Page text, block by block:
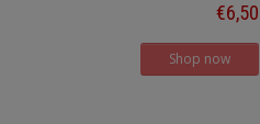
€6,50
Shop now